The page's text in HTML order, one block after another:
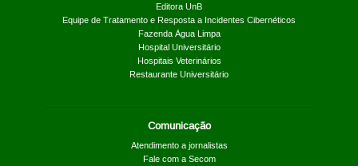
Editora UnB
Equipe de Tratamento e Resposta a Incidentes Cibernéticos
Fazenda Água Limpa
Hospital Universitário
Hospitais Veterinários
Restaurante Universitário
Comunicação
Atendimento a jornalistas
Fale com a Secom